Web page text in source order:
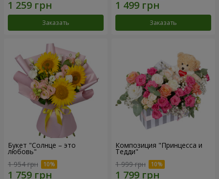
Заказать Заказать
Букет "Солнце – это
любовь"
1 954 грн
Композиция "Принцесса и
Тедди"
1 999 грн